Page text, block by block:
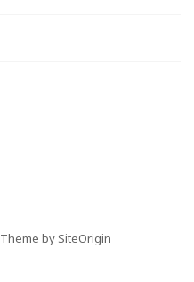
Theme by SiteOrigin